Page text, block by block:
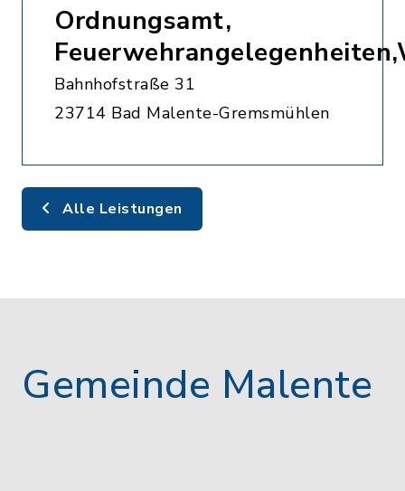
Ordnungsamt,
Bahnhofstraße 31
23714 Bad Malente-Gremsmühlen
Alle Leistungen
Gemeinde Malente